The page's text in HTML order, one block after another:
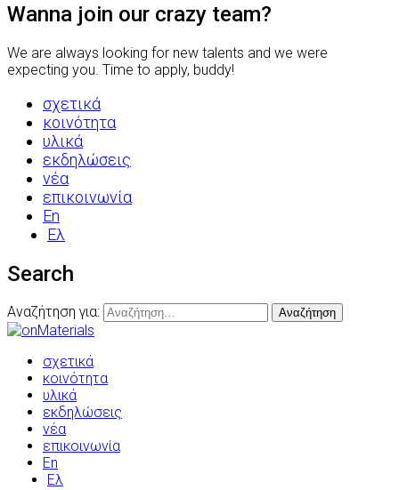
Wanna join our crazy team?
We are always looking for new talents and we were
expecting you. Time to apply, buddy!
σχετικά
κοινότητα
υλικά
εκδηλώσεις
νέα
επικοινωνία
En
Ελ
Search
Αναζήτηση για:
σχετικά
κοινότητα
υλικά
εκδηλώσεις
νέα
επικοινωνία
En
Ελ